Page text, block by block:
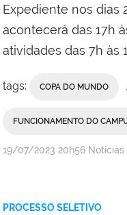
Expediente nos dias
acontecerá das 17h
atividades das 7h às
tags: COPA DO MUNDO ,
FUNCIONAMENTO DO
por
publicado
19/07/2023 20h56 Notícias
PROCESSO SELETIVO